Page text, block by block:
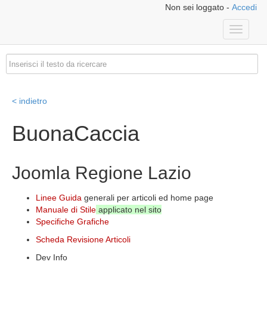
Non sei loggato - Accedi
Toggle
< indietro
BuonaCaccia
Joomla Regione Lazio
Linee Guida generali per articoli ed home page
Manuale di Stile applicato nel sito
Specifiche Grafiche
Scheda Revisione Articoli
Dev Info